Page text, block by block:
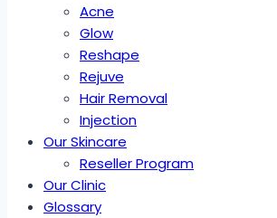
Acne
Glow
Reshape
Rejuve
Hair Removal
Injection
Our Skincare
Reseller Program
Our Clinic
Glossary